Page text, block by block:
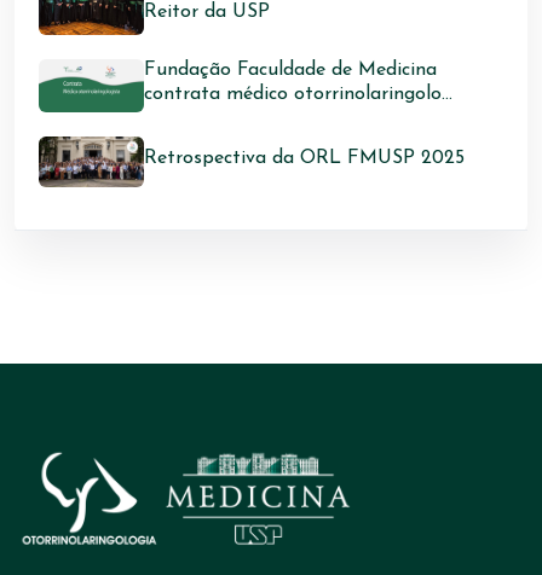
Reitor da USP
Fundação Faculdade de Medicina
contrata médico otorrinolaringolo...
Retrospectiva da ORL FMUSP 2025